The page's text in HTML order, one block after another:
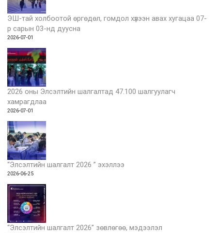
ЭШ-тай холбоотой өргөдөл, гомдол хүлээн авах хугацаа 07-
р сарын 03-нд дуусна
2026-07-01
2026 оны Элсэлтийн шалгалтад 47.100 шалгуулагч
хамрагдлаа
2026-07-01
“Элсэлтийн шалгалт 2026 ” эхэллээ
2026-06-25
“Элсэлтийн шалгалт 2026” зөвлөгөө, мэдээлэл